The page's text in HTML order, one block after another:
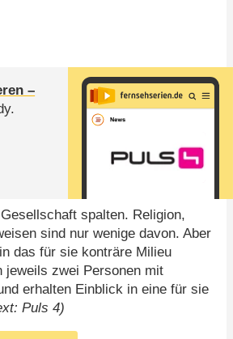
–
spalten. Religion,
sind nur wenige davon. Aber
das für sie konträre Milieu
jeweils zwei Personen mit
erhalten Einblick in eine für sie
Puls 4)